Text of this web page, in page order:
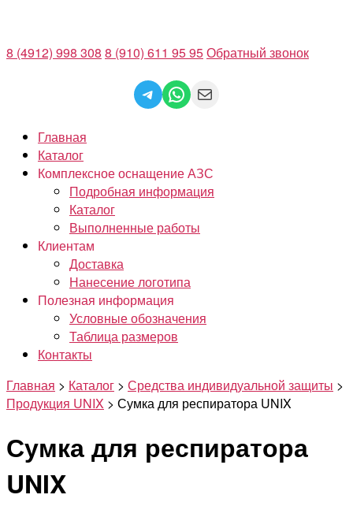
содержимому
8 (4912) 998 308 8 (910) 611 95 95Обратный звонок
Telegram
WhatsApp
Mail
Главная
Каталог
Комплексное оснащение АЗС
Подробная информация
Каталог
Выполненные работы
Клиентам
Доставка
Нанесение логотипа
Полезная информация
Условные обозначения
Таблица размеров
Контакты
Главная > Каталог > Средства индивидуальной защиты >
Продукция UNIX > Сумка для респиратора UNIX
Сумка для респиратора
UNIX